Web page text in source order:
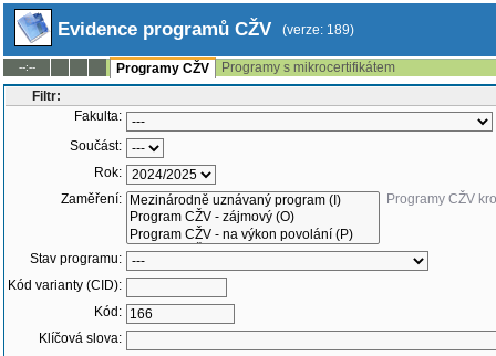
Evidence programů CŽV (verze: 189)
--:-- Programy CŽV
Programy s mikrocertifikátem
Filtr:
Fakulta:
Součást:
Rok:
Zaměření:
Programy CŽV
Stav programu:
Kód varianty (CID):
Kód:
Klíčová slova: